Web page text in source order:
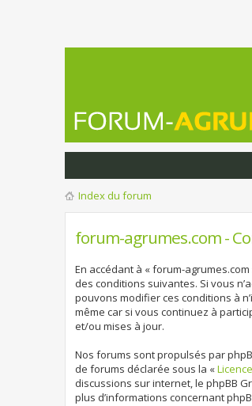
Index du forum
forum-agrumes.com -
En accédant à « forum-
des conditions suivantes. Si vous
pouvons modifier ces conditions à
même car si vous continuez à
et/ou mises à jour.
Nos forums sont propulsés par
de forums déclarée sous la «
discussions sur internet, le phpBB
plus d’informations concernant